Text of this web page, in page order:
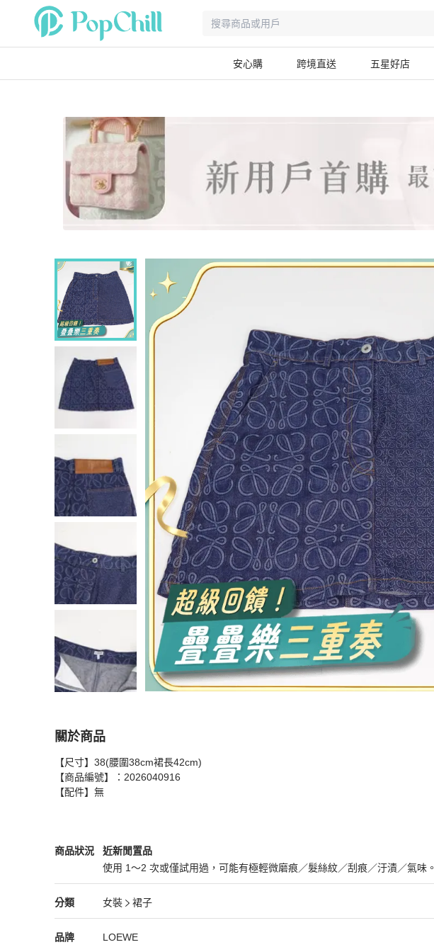
安心購 跨境直送 五星好店
關於商品
關於LOEWE 滿版老花 單寧短裙 Denim 牛仔
【尺寸】38(腰圍38cm裙長42cm)
【商品編號】：2026040916
【配件】無
商品狀況
LOEWE女裝商品狀態與細節
近新閒置品
使用 1～2 次或僅試用過，可能有極輕微磨痕／髮絲紋／刮痕／汙漬／氣味。
近新閒置品
分類
LOEWE 女裝分類資訊
女裝
裙子
女裝/裙子推薦
品牌
LOEWE 精品女裝品牌介紹
LOEWE
LOEWE 推薦清單